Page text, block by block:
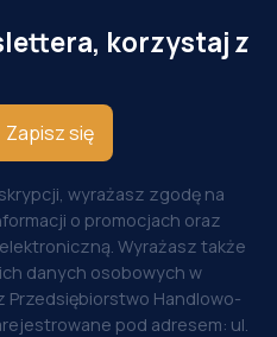
korzystaj z
Zapisz się
wyrażasz zgodę na
o promocjach oraz
Wyrażasz także
danych osobowych w
Handlowo-
pod adresem: ul.